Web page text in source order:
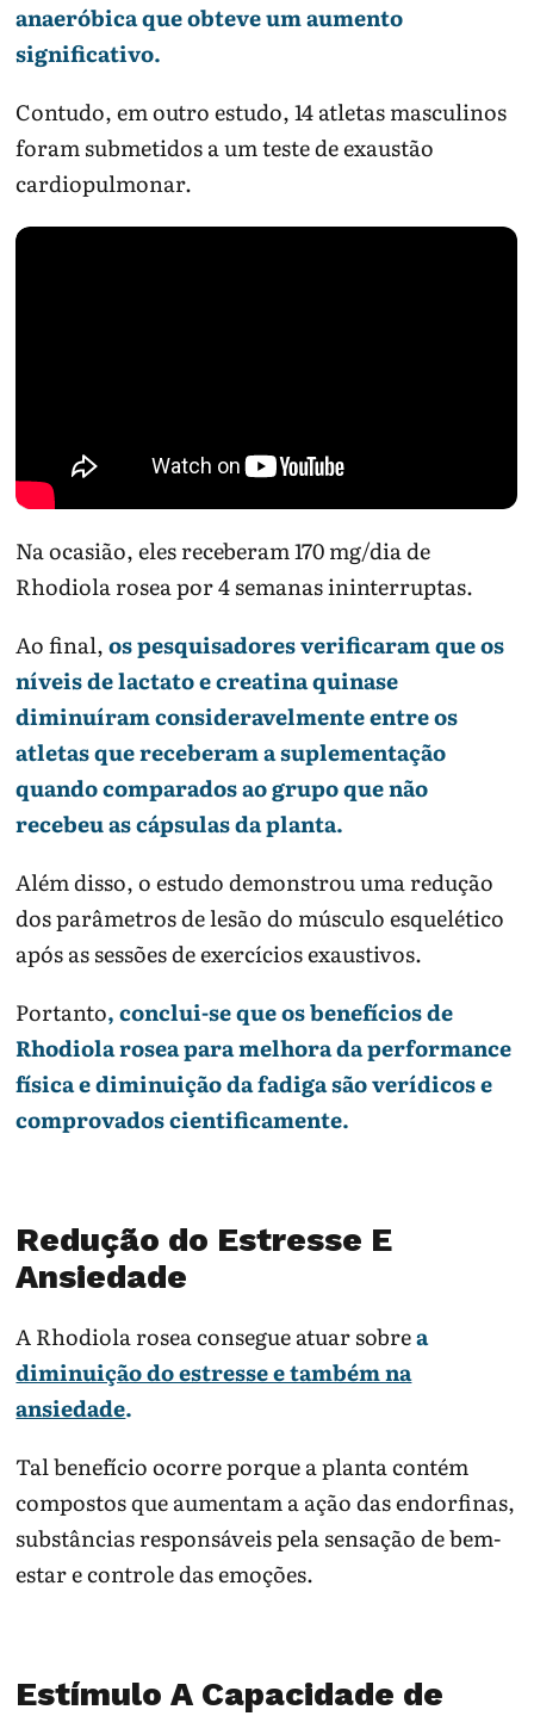
anaeróbica que obteve um aumento
significativo.
Contudo, em outro estudo, 14 atletas masculinos
foram submetidos a um teste de exaustão
cardiopulmonar.
Na ocasião, eles receberam 170 mg/dia de
Rhodiola rosea por 4 semanas ininterruptas.
Ao final,os pesquisadores verificaram que os
níveis de lactato e creatina quinase
diminuíram consideravelmente entre os
atletas que receberam a suplementação
quando comparados ao grupo que não
recebeu as cápsulas da planta.
Além disso, o estudo demonstrou uma redução
dos parâmetros de lesão do músculo esquelético
após as sessões de exercícios exaustivos.
Portanto, conclui-se que os benefícios de
Rhodiola rosea para melhora da performance
física e diminuição da fadiga são verídicos e
comprovados cientificamente.
Redução do Estresse E
Ansiedade
A Rhodiola rosea consegue atuar sobrea
diminuição do estresse e também na
ansiedade.
Tal benefício ocorre porque a planta contém
compostos que aumentam a ação das endorfinas,
substâncias responsáveis pela sensação de bem-
estar e controle das emoções.
Estímulo A Capacidade de